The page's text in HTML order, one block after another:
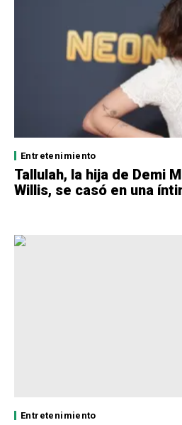
Entretenimiento
Tallulah, la hija de Demi
Willis, se casó en una
Entretenimiento